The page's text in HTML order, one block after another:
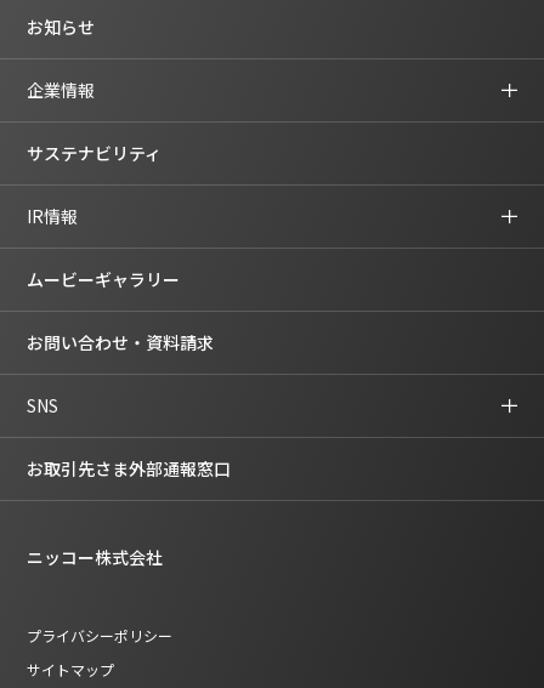
お知らせ
企業情報
サステナビリティ
IR情報
ムービーギャラリー
お問い合わせ・資料請求
SNS
お取引先さま外部通報窓口
ニッコー株式会社
プライバシーポリシー
サイトマップ